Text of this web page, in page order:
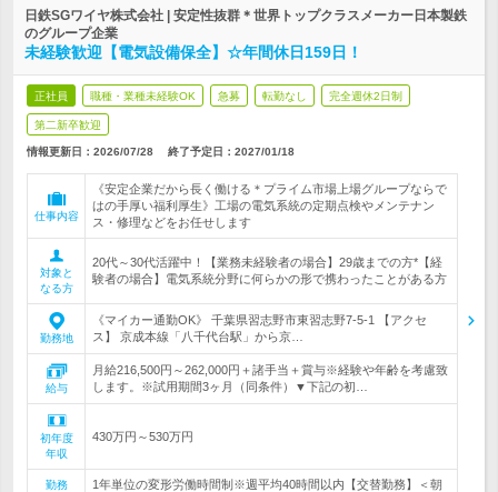
日鉄SGワイヤ株式会社 | 安定性抜群＊世界トップクラスメーカー日本製鉄
のグループ企業
未経験歓迎【電気設備保全】☆年間休日159日！
正社員 職種・業種未経験OK 急募 転勤なし 完全週休2日制
第二新卒歓迎
情報更新日：2026/07/28 終了予定日： 2027/01/18
仕事内容
《安定企業だから長く働ける＊プライム市場上場グループならで
はの手厚い福利厚生》工場の電気系統の定期点検やメンテナン
ス・修理などをお任せします
対象と
なる方
20代～30代活躍中！【業務未経験者の場合】29歳までの方*【経
験者の場合】電気系統分野に何らかの形で携わったことがある方
勤務地
《マイカー通勤OK》 千葉県習志野市東習志野7-5-1 【アクセ
ス】 京成本線「八千代台駅」から京…
給与
月給216,500円～262,000円＋諸手当＋賞与※経験や年齢を考慮致
します。※試用期間3ヶ月（同条件）▼下記の初…
初年度
年収
430万円～530万円
勤務
1年単位の変形労働時間制※週平均40時間以内【交替勤務】＜朝